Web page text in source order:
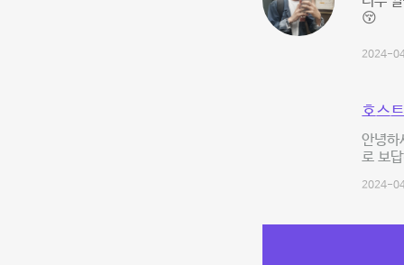
😚
2024-
호스
안녕하
로 보
2024-